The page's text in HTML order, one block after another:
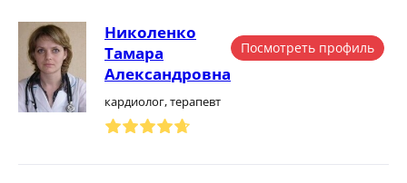
Николенко
Тамара
Александровна
кардиолог, терапевт
Посмотреть профиль